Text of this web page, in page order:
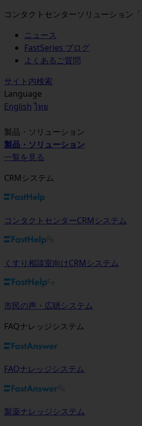
コンタクトセンターソリューション「
ニュース
FastSeries ブログ
よくあるご質問
サイト内検索
Language
English ไทย
製品・ソリューション
製品・ソリューション
一覧を見る
CRMシステム
コンタクトセンターCRMシステム
くすり相談室向けCRMシステム
市民の声・広聴システム
FAQナレッジシステム
FAQナレッジシステム
製薬ナレッジシステム